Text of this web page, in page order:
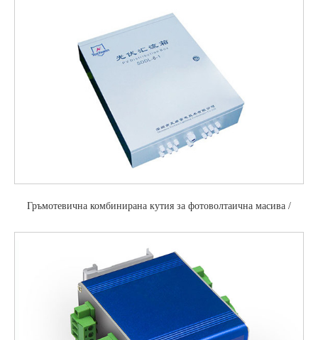
Гръмотевична комбинирана кутия за фотоволтаична масива /